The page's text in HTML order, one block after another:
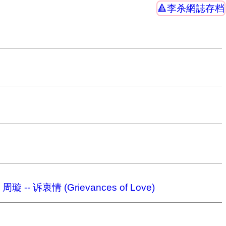
李杀網誌存档
周璇 -- 诉衷情 (Grievances of Love)